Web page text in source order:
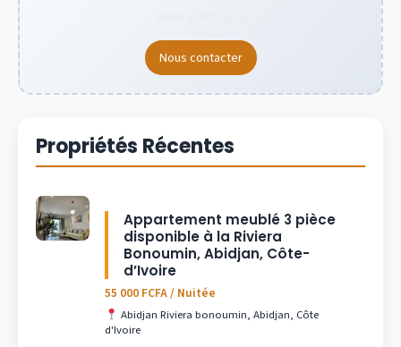
Nous contacter
Propriétés Récentes
Appartement meublé 3 pièce
disponible à la Riviera
Bonoumin, Abidjan, Côte-
d’Ivoire
55 000 FCFA / Nuitée
Abidjan Riviera bonoumin, Abidjan, Côte
d'Ivoire